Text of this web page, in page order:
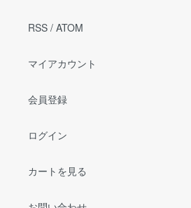
RSS / ATOM
マイアカウント
会員登録
ログイン
カートを見る